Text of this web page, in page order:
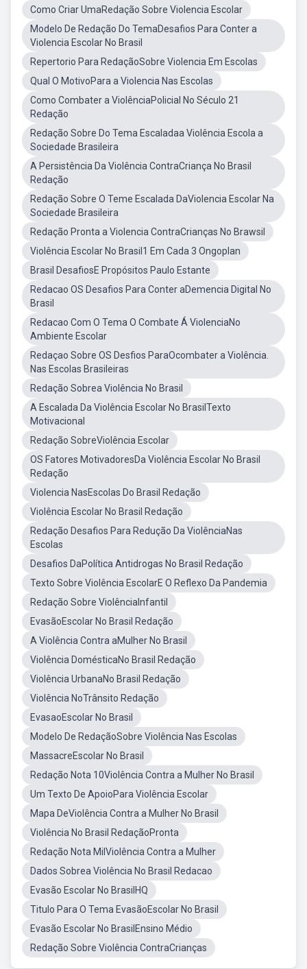
Como Criar UmaRedação Sobre Violencia Escolar
Modelo De Redação Do TemaDesafios Para Conter a
Violencia Escolar No Brasil
Repertorio Para RedaçãoSobre Violencia Em Escolas
Qual O MotivoPara a Violencia Nas Escolas
Como Combater a ViolênciaPolicial No Século 21
Redação
Redação Sobre Do Tema Escaladaa Violência Escola a
Sociedade Brasileira
A Persistência Da Violência ContraCriança No Brasil
Redação
Redação Sobre O Teme Escalada DaViolencia Escolar Na
Sociedade Brasileira
Redação Pronta a Violencia ContraCrianças No Brawsil
Violência Escolar No Brasil1 Em Cada 3 Ongoplan
Brasil DesafiosE Propósitos Paulo Estante
Redacao OS Desafios Para Conter aDemencia Digital No
Brasil
Redacao Com O Tema O Combate Á ViolenciaNo
Ambiente Escolar
Redaçao Sobre OS Desfios ParaOcombater a Violência.
Nas Escolas Brasileiras
Redação Sobrea Violência No Brasil
A Escalada Da Violência Escolar No BrasilTexto
Motivacional
Redação SobreViolência Escolar
OS Fatores MotivadoresDa Violência Escolar No Brasil
Redação
Violencia NasEscolas Do Brasil Redação
Violência Escolar No Brasil Redação
Redação Desafios Para Redução Da ViolênciaNas
Escolas
Desafios DaPolítica Antidrogas No Brasil Redação
Texto Sobre Violência EscolarE O Reflexo Da Pandemia
Redação Sobre ViolênciaInfantil
EvasãoEscolar No Brasil Redação
A Violência Contra aMulher No Brasil
Violência DomésticaNo Brasil Redação
Violência UrbanaNo Brasil Redação
Violência NoTrânsito Redação
EvasaoEscolar No Brasil
Modelo De RedaçãoSobre Violência Nas Escolas
MassacreEscolar No Brasil
Redação Nota 10Violência Contra a Mulher No Brasil
Um Texto De ApoioPara Violência Escolar
Mapa DeViolência Contra a Mulher No Brasil
Violência No Brasil RedaçãoPronta
Redação Nota MilViolência Contra a Mulher
Dados Sobrea Violência No Brasil Redacao
Evasão Escolar No BrasilHQ
Titulo Para O Tema EvasãoEscolar No Brasil
Evasão Escolar No BrasilEnsino Médio
Redação Sobre Violência ContraCrianças